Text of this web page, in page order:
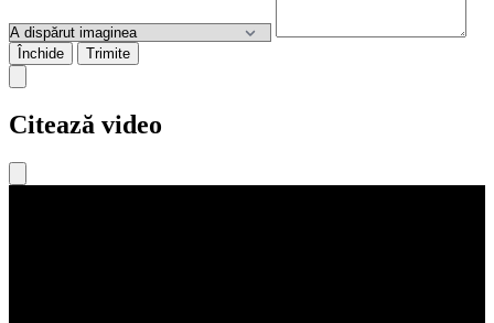
Închide Trimite
Citează video